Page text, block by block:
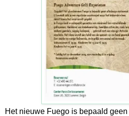
Het nieuwe Fuego is bepaald